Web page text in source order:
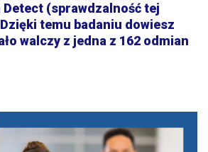
(sprawdzalność tej
temu badaniu dowiesz
walczy z jedna z 162 odmian